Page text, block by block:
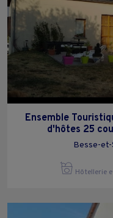
Ensemble
d'hôtes 25
Besse-et-
Hôtellerie